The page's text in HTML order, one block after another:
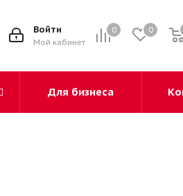
0 0
Войти
Мой кабинет
Для бизнеса